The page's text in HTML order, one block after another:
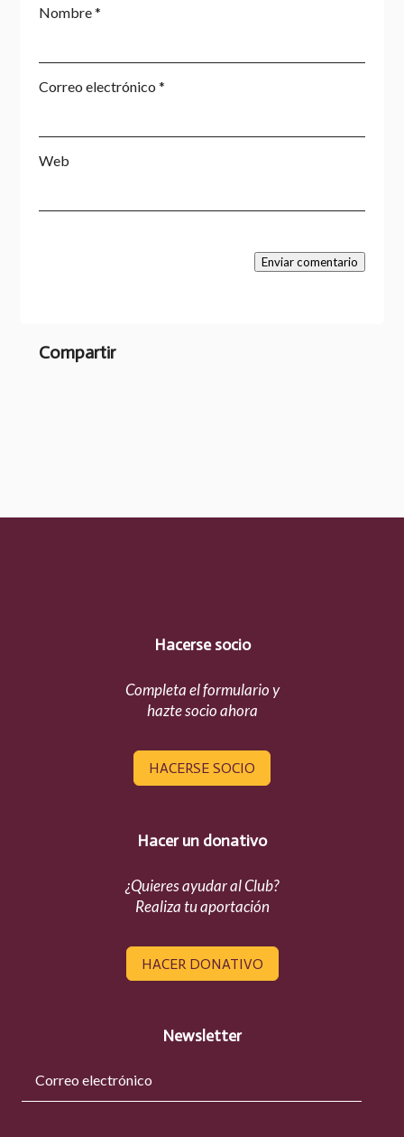
Nombre*
Correo electrónico *
Web
Enviar comentario
Compartir
Hacerse socio
Completa el formulario y
hazte socio ahora
HACERSE SOCIO
Hacer un donativo
¿Quieres ayudar al Club?
Realiza tu aportación
HACER DONATIVO
Newsletter